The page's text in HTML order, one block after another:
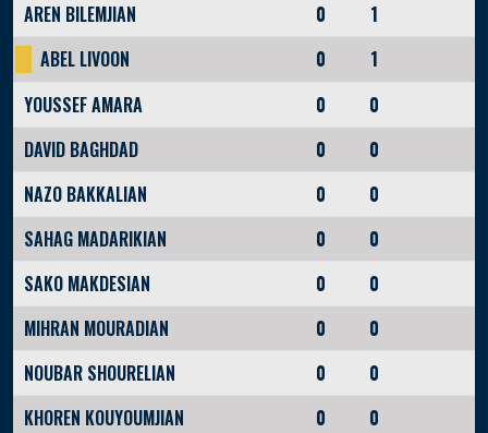
AREN BILEMJIAN
0
1
ABEL LIVOON
0
1
YOUSSEF AMARA
0
0
DAVID BAGHDAD
0
0
NAZO BAKKALIAN
0
0
SAHAG MADARIKIAN
0
0
SAKO MAKDESIAN
0
0
MIHRAN MOURADIAN
0
0
NOUBAR SHOURELIAN
0
0
KHOREN KOUYOUMJIAN
0
0